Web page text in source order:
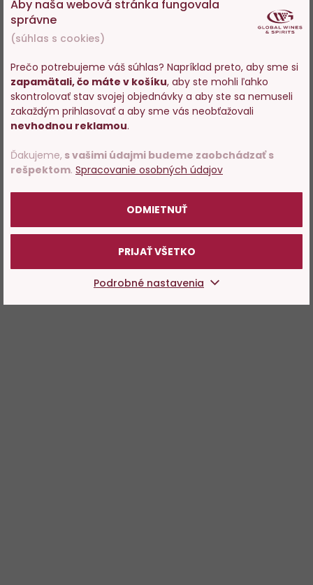
Aby naša webová stránka fungovala
správne
(súhlas s cookies)
Prečo potrebujeme váš súhlas? Napríklad preto, aby sme si
zapamätali, čo máte v košíku, aby ste mohli ľahko
skontrolovať stav svojej objednávky a aby ste sa nemuseli
zakaždým prihlasovať a aby sme vás neobťažovali
nevhodnou reklamou.
Ďakujeme, s vašimi údajmi budeme zaobchádzať s
rešpektom. Spracovanie osobných údajov
ODMIETNUŤ
PRIJAŤ VŠETKO
Podrobné nastavenia
Vstupujete na stránky s
predajom alkoholu. Prosím
potvrďte, že Vám už bolo 18